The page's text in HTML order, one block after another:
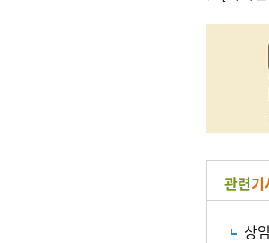
관련기
상